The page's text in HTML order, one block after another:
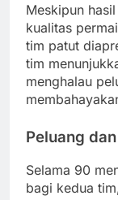
Meskipun
kualitas
tim patut
tim
menghalau
Peluang
Selama 90
bagi kedua